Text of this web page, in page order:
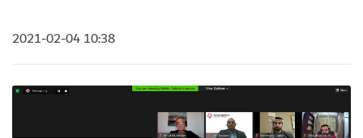
2021-02-04 10:38